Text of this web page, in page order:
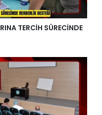
TERCİH SÜRECİNDE